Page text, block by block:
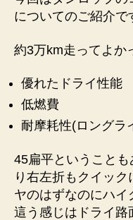
へ
の
についてのご紹介で
約3万km走ってよか
優れたドライ性能
低燃費
耐摩耗性(ロングラ
45扁平ということ
り右左折もクイッ
ヤのはずなのにハイ
這う感じはドライ路